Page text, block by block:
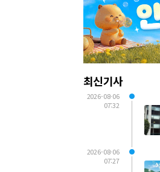
최신기사
2026-08-06
07:32
2026-08-06
07:27